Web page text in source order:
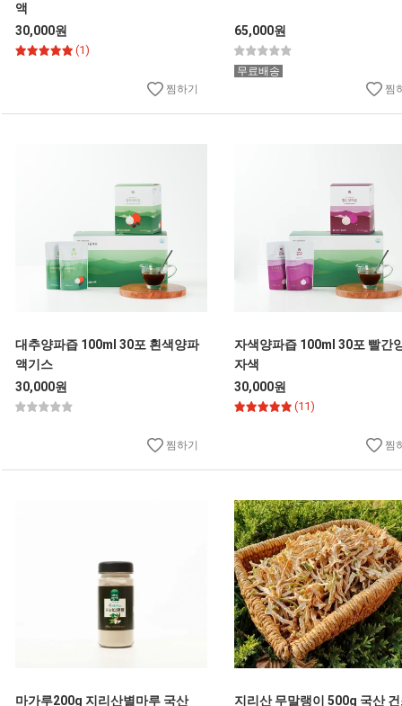
액
30,000원
(1)
찜하기
65,000원
무료배송
찜
대추양파즙 100ml 30포 흰색양파
액기스
30,000원
찜하기
자색양파즙 100ml 30포 빨간
자색
30,000원
(11)
찜
마가루200g 지리산별마루 국산
지리산 무말랭이 500g 국산